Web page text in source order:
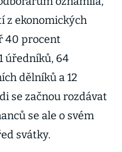
z ekonomických
40 procent
úředníků, 64
dělníků a 12
se začnou rozdávat
se ale o svém
svátky.